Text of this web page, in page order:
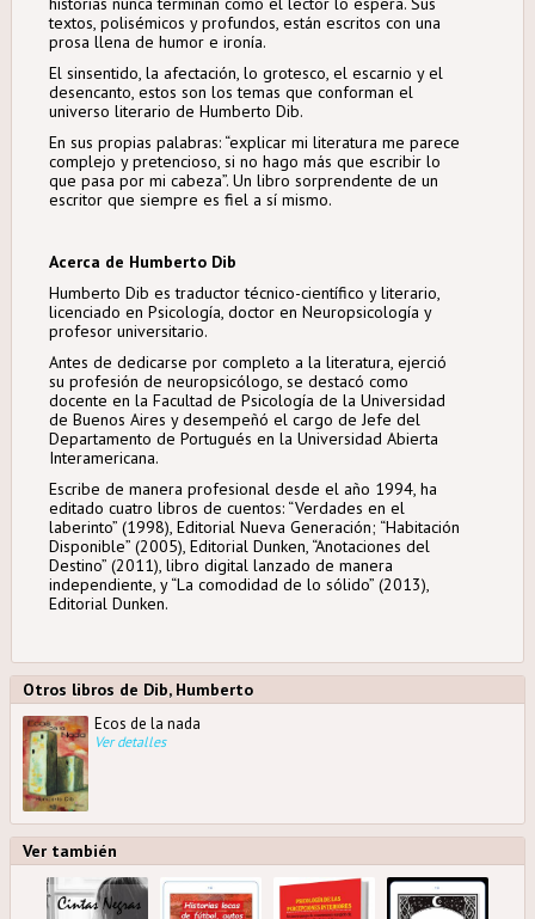
textos, polisémicos y profundos, están escritos con una
prosa llena de humor e ironía.
El sinsentido, la afectación, lo grotesco, el escarnio y el
desencanto, estos son los temas que conforman el
universo literario de Humberto Dib.
En sus propias palabras: “explicar mi literatura me parece
complejo y pretencioso, si no hago más que escribir lo
que pasa por mi cabeza”. Un libro sorprendente de un
escritor que siempre es fiel a sí mismo.
Acerca de Humberto Dib
Humberto Dib es traductor técnico-científico y literario,
licenciado en Psicología, doctor en Neuropsicología y
profesor universitario.
Antes de dedicarse por completo a la literatura, ejerció
su profesión de neuropsicólogo, se destacó como
docente en la Facultad de Psicología de la Universidad
de Buenos Aires y desempeñó el cargo de Jefe del
Departamento de Portugués en la Universidad Abierta
Interamericana.
Escribe de manera profesional desde el año 1994, ha
editado cuatro libros de cuentos: “Verdades en el
laberinto” (1998), Editorial Nueva Generación; “Habitación
Disponible” (2005), Editorial Dunken, “Anotaciones del
Destino” (2011), libro digital lanzado de manera
independiente, y “La comodidad de lo sólido” (2013),
Editorial Dunken.
Otros libros de Dib, Humberto
Ecos de la nada
Ver detalles
Ver también